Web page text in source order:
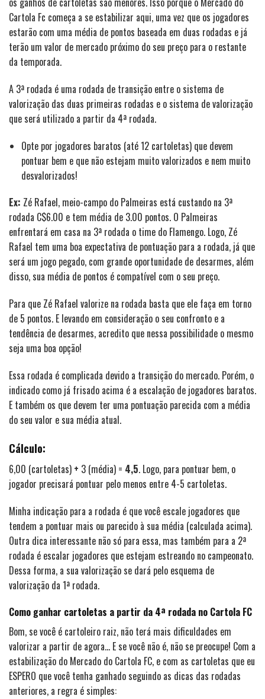
Cartola Fc começa a se estabilizar aqui, uma vez que os jogadores
estarão com uma média de pontos baseada em duas rodadas e já
terão um valor de mercado próximo do seu preço para o restante
da temporada.
A 3ª rodada é uma rodada de transição entre o sistema de
valorização das duas primeiras rodadas e o sistema de valorização
que será utilizado a partir da 4ª rodada.
Opte por jogadores baratos (até 12 cartoletas) que devem
pontuar bem e que não estejam muito valorizados e nem muito
desvalorizados!
Ex: Zé Rafael, meio-campo do Palmeiras está custando na 3ª
rodada C$6.00 e tem média de 3.00 pontos. O Palmeiras
enfrentará em casa na 3ª rodada o time do Flamengo. Logo, Zé
Rafael tem uma boa expectativa de pontuação para a rodada, já que
será um jogo pegado, com grande oportunidade de desarmes, além
disso, sua média de pontos é compatível com o seu preço.
Para que Zé Rafael valorize na rodada basta que ele faça em torno
de 5 pontos. E levando em consideração o seu confronto e a
tendência de desarmes, acredito que nessa possibilidade o mesmo
seja uma boa opção!
Essa rodada é complicada devido a transição do mercado. Porém, o
indicado como já frisado acima é a escalação de jogadores baratos.
E também os que devem ter uma pontuação parecida com a média
do seu valor e sua média atual.
Cálculo:
6,00 (cartoletas) + 3 (média) = 4,5. Logo, para pontuar bem, o
jogador precisará pontuar pelo menos entre 4-5 cartoletas.
Minha indicação para a rodada é que você escale jogadores que
tendem a pontuar mais ou parecido à sua média (calculada acima).
Outra dica interessante não só para essa, mas também para a 2ª
rodada é escalar jogadores que estejam estreando no campeonato.
Dessa forma, a sua valorização se dará pelo esquema de
valorização da 1ª rodada.
Como ganhar cartoletas a partir da 4ª rodada no Cartola FC
Bom, se você é cartoleiro raiz, não terá mais dificuldades em
valorizar a partir de agora… E se você não é, não se preocupe! Com a
estabilização do Mercado do Cartola FC, e com as cartoletas que eu
ESPERO que você tenha ganhado seguindo as dicas das rodadas
anteriores, a regra é simples: